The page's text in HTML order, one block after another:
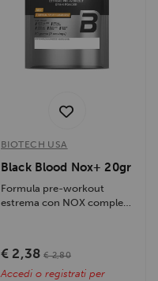
BIOTECH USA
Black Blood Nox+ 20gr
Formula pre-workout
estrema con NOX complex,
€ 2,38 € 2,80
Accedi o registrati per